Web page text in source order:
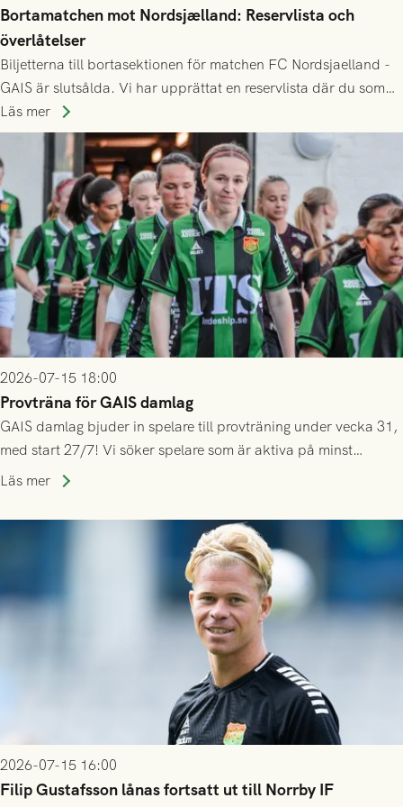
Bortamatchen mot Nordsjælland: Reservlista och
överlåtelser
Biljetterna till bortasektionen för matchen FC Nordsjaelland -
GAIS är slutsålda. Vi har upprättat en reservlista där du som
ännu inte har någon biljett kan anmäla ditt intresse. Du kan
inte själv överlåta din biljett till någon annan.
Läs mer
2026-07-15 18:00
Provträna för GAIS damlag
GAIS damlag bjuder in spelare till provträning under vecka 31,
med start 27/7! Vi söker spelare som är aktiva på minst
division 3-nivå.
Läs mer
2026-07-15 16:00
Filip Gustafsson lånas fortsatt ut till Norrby IF